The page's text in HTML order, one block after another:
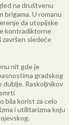
na društvenu
brigama. U romanu
da utopijske
kontradiktorne
završen sledeće
nit gde je
gradskog
dublje. Raskoljnikov
bila korist za celo
i utilitarizma koju